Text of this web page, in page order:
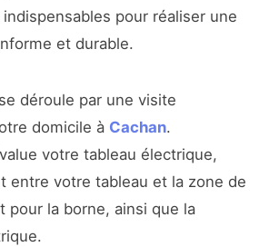
pour réaliser une
et durable.
déroule par une visite
domicile à Cachan.
votre tableau électrique,
entre votre tableau et la zone de
pour la borne, ainsi que la